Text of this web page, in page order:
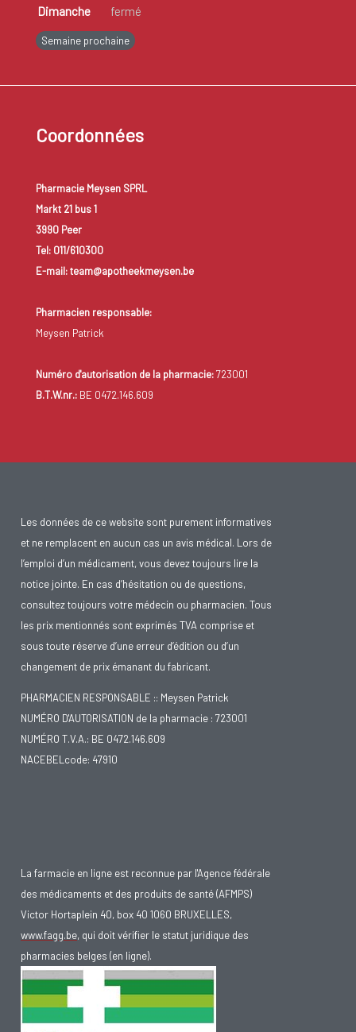
Dimanche
fermé
Semaine prochaine
Coordonnées
Pharmacie Meysen SPRL
Markt 21 bus 1
3990 Peer
Tel: 011/610300
E-mail: team@apotheekmeysen.be
Pharmacien responsable:
Meysen Patrick
Numéro d'autorisation de la pharmacie:723001
B.T.W.nr.:BE 0472.146.609
Les données de ce website sont purement informatives
et ne remplacent en aucun cas un avis médical. Lors de
l’emploi d’un médicament, vous devez toujours lire la
notice jointe. En cas d’hésitation ou de questions,
consultez toujours votre médecin ou pharmacien. Tous
les prix mentionnés sont exprimés TVA comprise et
sous toute réserve d’une erreur d’édition ou d’un
changement de prix émanant du fabricant.
PHARMACIEN RESPONSABLE :: Meysen Patrick
NUMÉRO D'AUTORISATION de la pharmacie : 723001
NUMÉRO T.V.A.: BE 0472.146.609
NACEBELcode: 47910
La farmacie en ligne est reconnue par l'Agence fédérale
des médicaments et des produits de santé (AFMPS)
Victor Hortaplein 40, box 40 1060 BRUXELLES,
www.fagg.be, qui doit vérifier le statut juridique des
pharmacies belges (en ligne).